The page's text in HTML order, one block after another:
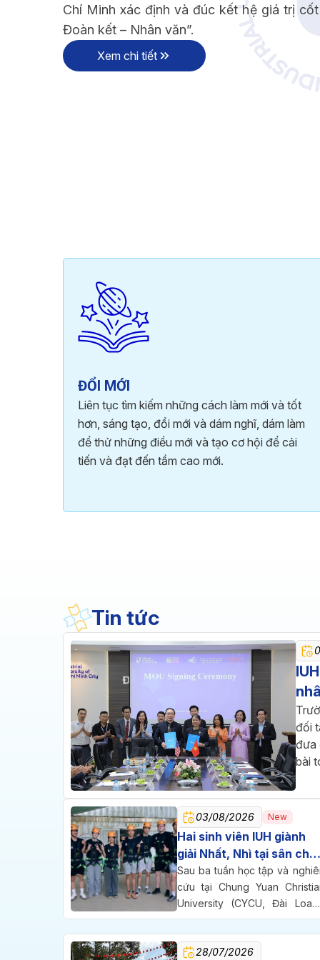
Chí Minh xác định và đúc kết hệ giá trị
Đoàn kết – Nhân văn”.
Xem chi tiết
ĐIỆP HIỆU TRƯỞNG
TẦM NHÌN - SỨ
ĐỔI MỚI
Liên tục tìm kiếm những cách làm mới và tốt
hơn, sáng tạo, đổi mới và dám nghĩ, dám làm
để thử những điều mới và tạo cơ hội để cải
tiến và đạt đến tầm cao mới.
Tin tức
đối
đưa
bài
03/08/2026 New
Hai sinh viên IUH giành
giải Nhất, Nhì tại sân chơi
nghiên cứu quốc tế ở Đài
Loan
Sau ba tuần học tập và
cứu tại Chung Yuan
University (CYCU, Đài
hai sinh viên Trường Đại
Công nghiệp TP.HCM (IUH)
cùng bước lên bục vinh
28/07/2026